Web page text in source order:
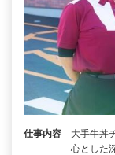
仕事内容
大手牛丼
心とした